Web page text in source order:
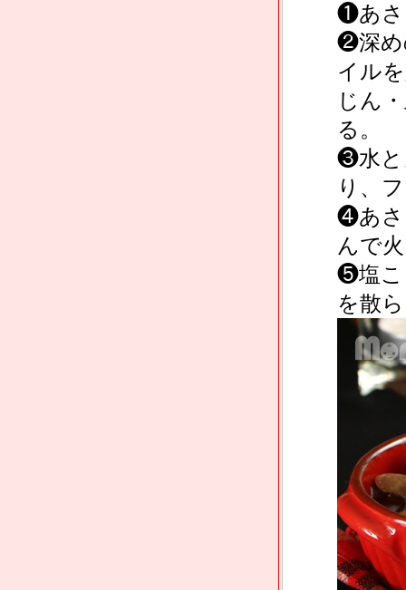
❶あさ
❷深め
イル
じん
る。
❸水と
り、
❹あさ
んで
❺塩こ
を散